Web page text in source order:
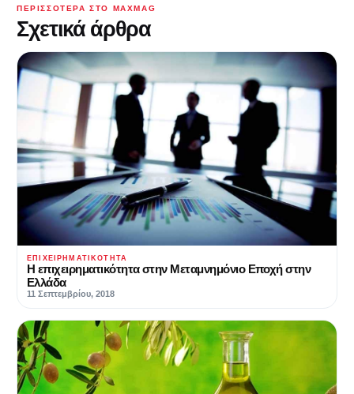
ΠΕΡΙΣΣΌΤΕΡΑ ΣΤΟ MAXMAG
Σχετικά άρθρα
ΕΠΙΧΕΙΡΗΜΑΤΙΚΌΤΗΤΑ
Η επιχειρηματικότητα στην Μεταμνημόνιο Εποχή στην
Ελλάδα
11 Σεπτεμβρίου, 2018